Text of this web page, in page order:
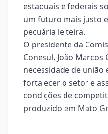
estaduais e federais
um futuro mais justo
pecuária leiteira.
O presidente da
Conesul, João Marcos
necessidade de união
fortalecer o setor e
condições de
produzido em Mato